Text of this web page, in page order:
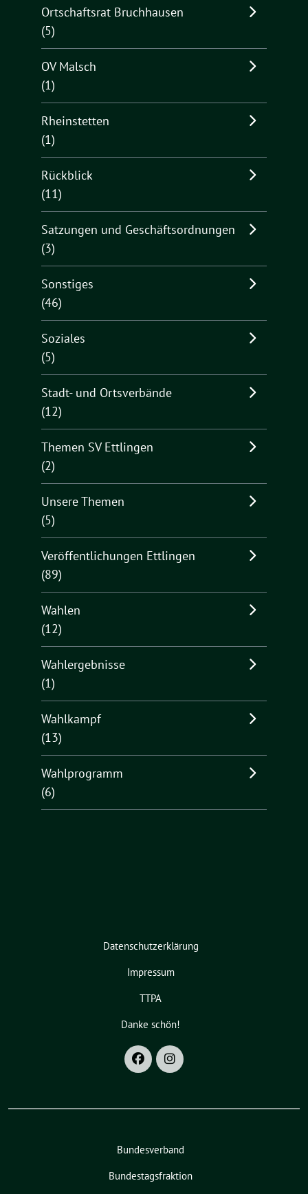
Ortschaftsrat Bruchhausen
(5)
OV Malsch
(1)
Rheinstetten
(1)
Rückblick
(11)
Satzungen und Geschäftsordnungen
(3)
Sonstiges
(46)
Soziales
(5)
Stadt- und Ortsverbände
(12)
Themen SV Ettlingen
(2)
Unsere Themen
(5)
Veröffentlichungen Ettlingen
(89)
Wahlen
(12)
Wahlergebnisse
(1)
Wahlkampf
(13)
Wahlprogramm
(6)
Datenschutzerklärung
Impressum
TTPA
Danke schön!
Bundesverband
Bundestagsfraktion